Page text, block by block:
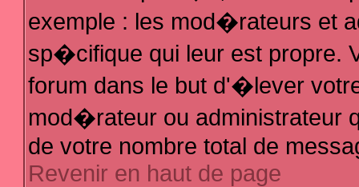
exemple : les mod�rateurs et
sp�cifique qui leur est propre.
forum dans le but d'�lever
mod�rateur ou administrateur
de votre nombre total de
Revenir en haut de page